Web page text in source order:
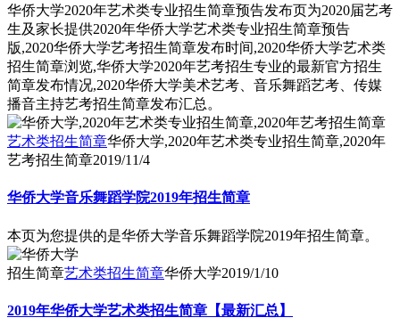
华侨大学2020年艺术类专业招生简章预告发布页为2020届艺考
生及家长提供2020年华侨大学艺术类专业招生简章预告
版,2020华侨大学艺考招生简章发布时间,2020华侨大学艺术类
招生简章浏览,华侨大学2020年艺考招生专业的最新官方招生
简章发布情况,2020华侨大学美术艺考、音乐舞蹈艺考、传媒
播音主持艺考招生简章发布汇总。
艺术类招生简章华侨大学,2020年艺术类专业招生简章,2020年
艺考招生简章2019/11/4
华侨大学音乐舞蹈学院2019年招生简章
本页为您提供的是华侨大学音乐舞蹈学院2019年招生简章。
招生简章艺术类招生简章华侨大学2019/1/10
2019年华侨大学艺术类招生简章【最新汇总】